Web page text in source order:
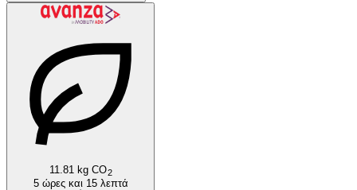
11.81 kg CO2
5 ώρες και 15 λεπτά